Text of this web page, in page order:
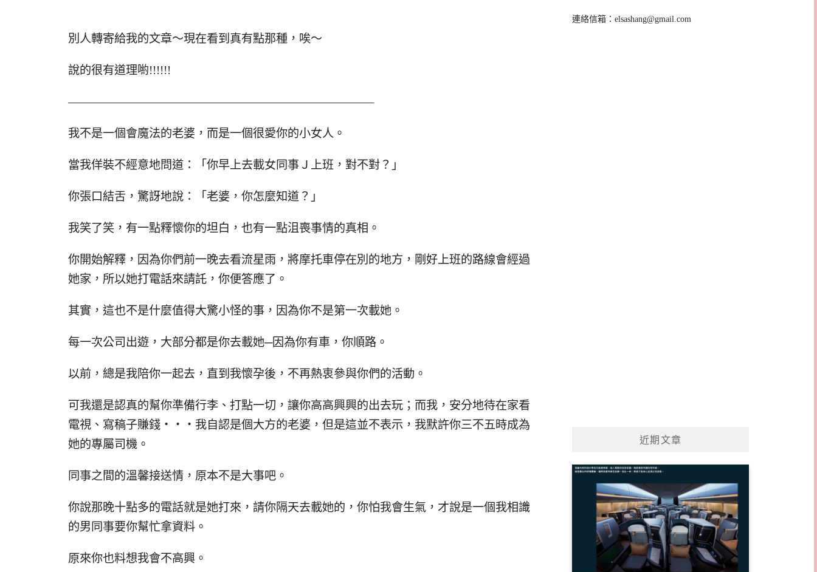
別人轉寄給我的文章～現在看到真有點那種，唉～
說的很有道理喲!!!!!!
——————————————————————————–
我不是一個會魔法的老婆，而是一個很愛你的小女人。
當我佯裝不經意地問道：「你早上去載女同事Ｊ上班，對不對？」
你張口結舌，驚訝地說：「老婆，你怎麼知道？」
我笑了笑，有一點釋懷你的坦白，也有一點沮喪事情的真相。
你開始解釋，因為你們前一晚去看流星雨，將摩托車停在別的地方，剛好上班的路線會經過
她家，所以她打電話來請託，你便答應了。
其實，這也不是什麼值得大驚小怪的事，因為你不是第一次載她。
每一次公司出遊，大部分都是你去載她─因為你有車，你順路。
以前，總是我陪你一起去，直到我懷孕後，不再熱衷參與你們的活動。
可我還是認真的幫你準備行李、打點一切，讓你高高興興的出去玩；而我，安分地待在家看
電視、寫稿子賺錢‧‧‧我自認是個大方的老婆，但是這並不表示，我默許你三不五時成為
她的專屬司機。
同事之間的溫馨接送情，原本不是大事吧。
你說那晚十點多的電話就是她打來，請你隔天去載她的，你怕我會生氣，才說是一個我相識
的男同事要你幫忙拿資料。
原來你也料想我會不高興。
連絡信箱：elsashang@gmail.com
近期文章